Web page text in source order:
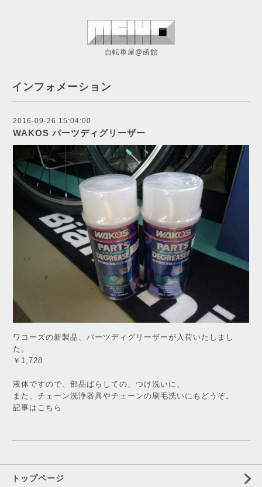
自転車屋@函館
インフォメーション
2016-09-26 15:04:00
WAKOS パーツディグリーザー
ワコーズの新製品、パーツディグリーザーが入荷いたしまし
た。
￥1,728
液体ですので、部品ばらしての、つけ洗いに、
また、チェーン洗浄器具やチェーンの刷毛洗いにもどうぞ。
記事は こちら
トップページ